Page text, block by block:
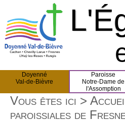
Doyenné
Val-de-Bièvre
Paroisse
Notre-Dame de
l'Assomption
Vous êtes ici >
paroissiales de